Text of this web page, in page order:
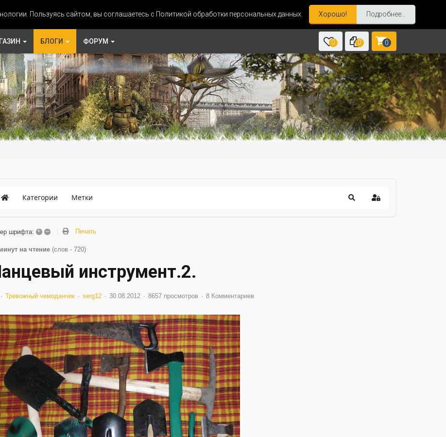
Пользуясь сайтом, вы соглашаетесь с Политикой обработки персональных данных. Хорошо! Подробнее...
БЛОГИ ФОРУМ 0 0 0
Категории Метки
шрифта: + – Печать
на чтение (слов - 720)
инструмент.2.
Тревожный чемоданчик serg12 30.08.2012 8657 просмотров 8 Комментариев